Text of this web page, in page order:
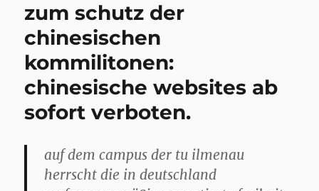
zum schutz der
chinesischen
kommilitonen:
chinesische websites ab
sofort verboten.
auf dem campus der tu ilmenau
herrscht die in deutschland